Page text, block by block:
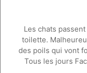
Les chats
toilette.
des poils qui vont
Tous les jours